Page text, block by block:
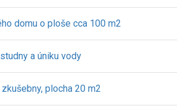
domu o ploše cca 100 m2
a úniku vody
plocha 20 m2